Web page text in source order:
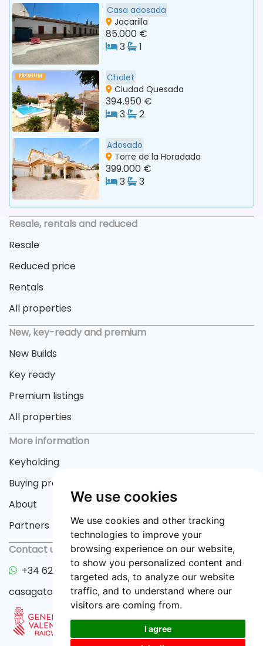
We use cookies
We use cookies and other tracking
technologies to improve your
browsing experience on our website,
to show you personalized content and
targeted ads, to analyze our website
traffic, and to understand where our
visitors are coming from.
I agree
Casa adosada
Jacarilla
85.000 €
3
1
PREMIUM
Chalet
Ciudad Quesada
394.950 €
3
2
Adosado
Torre de la Horadada
399.000 €
3
3
Resale, rentals and reduced
Resale
Reduced price
Rentals
All properties
New, key-ready and premium
New Builds
Key ready
Premium listings
All properties
More information
Keyholding
Buying process
About
Partners
Contact us
+34 622 33 55 82
casagator@gmail.com